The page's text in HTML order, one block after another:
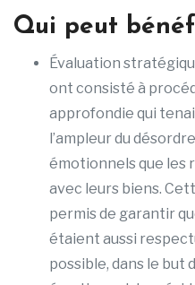
Qui peut
Évaluation
ont consisté à
approfondie qui
l’ampleur du
émotionnels que
avec leurs biens.
permis de garantir
étaient aussi
possible, dans le but